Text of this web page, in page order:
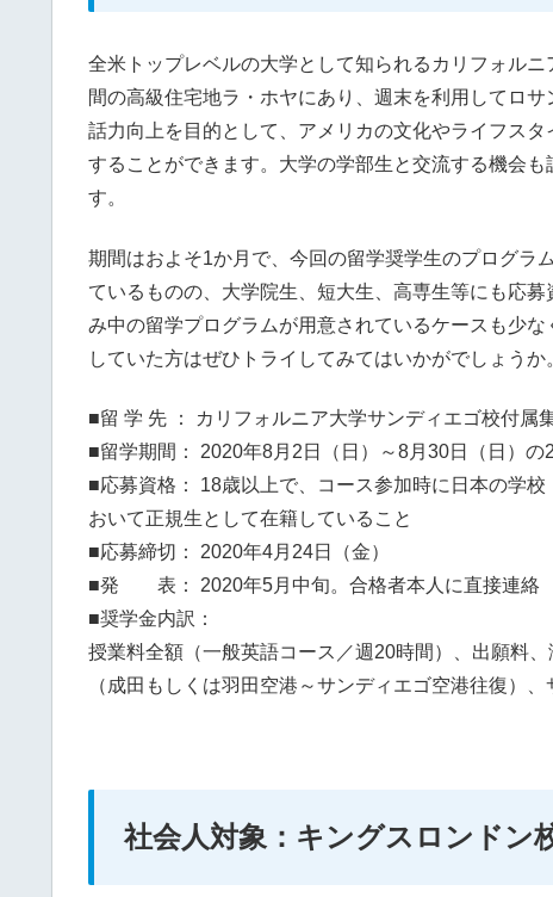
全米トップレベルの大学として知られるカリフォル
間の高級住宅地ラ・ホヤにあり、週末を利用してロ
話力向上を目的として、アメリカの文化やライフス
することができます。大学の学部生と交流する機会
す。
期間はおよそ1か月で、今回の留学奨学生のプログラ
ているものの、大学院生、短大生、高専生等にも応
み中の留学プログラムが用意されているケースも少
していた方はぜひトライしてみてはいかがでしょうか
■留 学 先 ： カリフォルニア大学サンディエゴ校付属
■留学期間： 2020年8月2日（日）～8月30日（日）の
■応募資格： 18歳以上で、コース参加時に日本の学
おいて正規生として在籍していること
■応募締切： 2020年4月24日（金）
■発 表： 2020年5月中旬。合格者本人に直接連絡
■奨学金内訳：
授業料全額（一般英語コース／週20時間）、出願料
（成田もしくは羽田空港～サンディエゴ空港往復）
社会人対象：キングスロンドン